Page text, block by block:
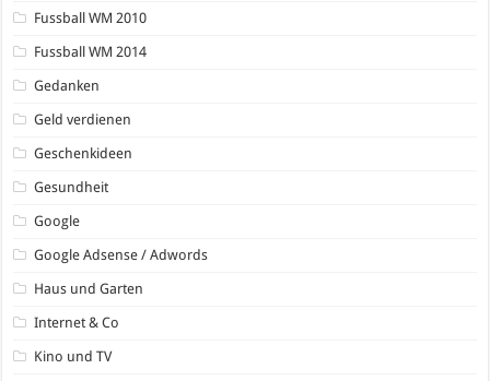
Fussball WM 2010
Fussball WM 2014
Gedanken
Geld verdienen
Geschenkideen
Gesundheit
Google
Google Adsense / Adwords
Haus und Garten
Internet & Co
Kino und TV